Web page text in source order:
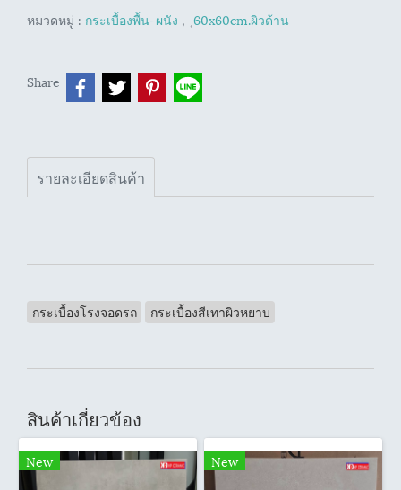
หมวดหมู่ : กระเบื้องพื้น-ผนัง , ุ60x60cm.ผิวด้าน
Share
รายละเอียดสินค้า
กระเบื้องโรงจอดรถ กระเบื้องสีเทาผิวหยาบ
สินค้าเกี่ยวข้อง
New New